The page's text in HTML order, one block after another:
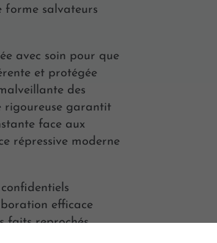
forme salvateurs
avec soin pour que
et protégée
des
rigoureuse garantit
face aux
répressive moderne
efficace
faits reprochés.